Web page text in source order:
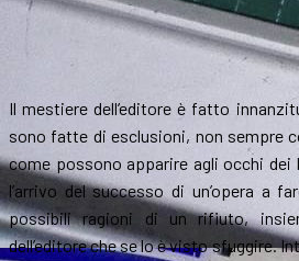
Il mestiere dell’editore è fatto
sono fatte di esclusioni, non sempre
come possono apparire agli occhi
l’arrivo del successo di un’opera a
possibili ragioni di un rifiuto,
dell’editore che se lo è visto sfuggire.